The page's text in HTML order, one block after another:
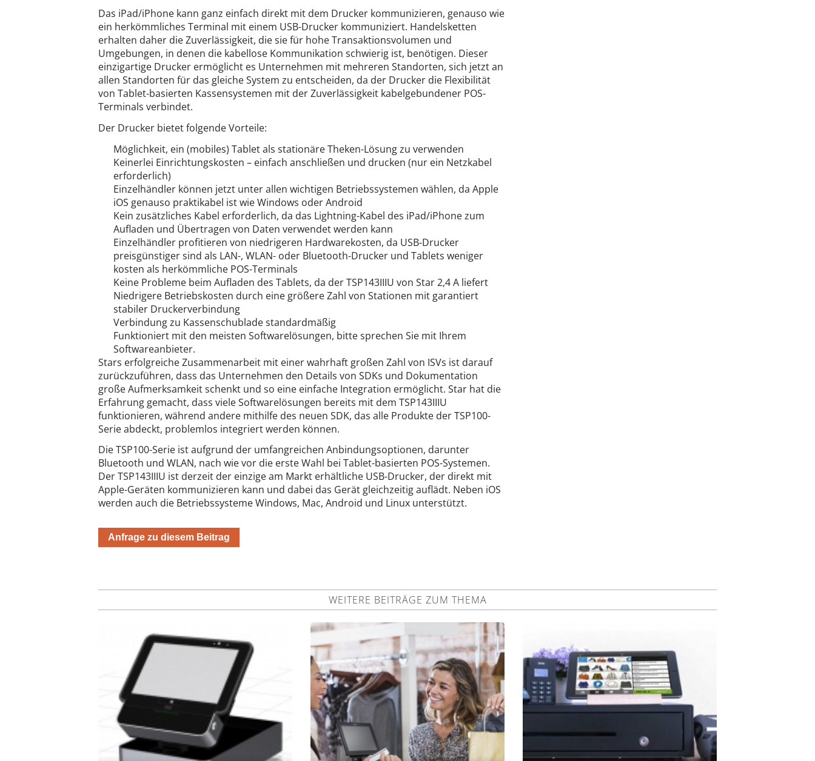
Das iPad/iPhone kann ganz einfach direkt mit dem Drucker kommunizieren, genauso wie
ein herkömmliches Terminal mit einem USB-Drucker kommuniziert. Handelsketten
erhalten daher die Zuverlässigkeit, die sie für hohe Transaktionsvolumen und
Umgebungen, in denen die kabellose Kommunikation schwierig ist, benötigen. Dieser
einzigartige Drucker ermöglicht es Unternehmen mit mehreren Standorten, sich jetzt an
allen Standorten für das gleiche System zu entscheiden, da der Drucker die Flexibilität
von Tablet-basierten Kassensystemen mit der Zuverlässigkeit kabelgebundener POS-
Terminals verbindet.
Der Drucker bietet folgende Vorteile:
Möglichkeit, ein (mobiles) Tablet als stationäre Theken-Lösung zu verwenden
Keinerlei Einrichtungskosten – einfach anschließen und drucken (nur ein Netzkabel
erforderlich)
Einzelhändler können jetzt unter allen wichtigen Betriebssystemen wählen, da Apple
iOS genauso praktikabel ist wie Windows oder Android
Kein zusätzliches Kabel erforderlich, da das Lightning-Kabel des iPad/iPhone zum
Aufladen und Übertragen von Daten verwendet werden kann
Einzelhändler profitieren von niedrigeren Hardwarekosten, da USB-Drucker
preisgünstiger sind als LAN-, WLAN- oder Bluetooth-Drucker und Tablets weniger
kosten als herkömmliche POS-Terminals
Keine Probleme beim Aufladen des Tablets, da der TSP143IIIU von Star 2,4 A liefert
Niedrigere Betriebskosten durch eine größere Zahl von Stationen mit garantiert
stabiler Druckerverbindung
Verbindung zu Kassenschublade standardmäßig
Funktioniert mit den meisten Softwarelösungen, bitte sprechen Sie mit Ihrem
Softwareanbieter.
Stars erfolgreiche Zusammenarbeit mit einer wahrhaft großen Zahl von ISVs ist darauf
zurückzuführen, dass das Unternehmen den Details von SDKs und Dokumentation
große Aufmerksamkeit schenkt und so eine einfache Integration ermöglicht. Star hat die
Erfahrung gemacht, dass viele Softwarelösungen bereits mit dem TSP143IIIU
funktionieren, während andere mithilfe des neuen SDK, das alle Produkte der TSP100-
Serie abdeckt, problemlos integriert werden können.
Die TSP100-Serie ist aufgrund der umfangreichen Anbindungsoptionen, darunter
Bluetooth und WLAN, nach wie vor die erste Wahl bei Tablet-basierten POS-Systemen.
Der TSP143IIIU ist derzeit der einzige am Markt erhältliche USB-Drucker, der direkt mit
Apple-Geräten kommunizieren kann und dabei das Gerät gleichzeitig auflädt. Neben iOS
werden auch die Betriebssysteme Windows, Mac, Android und Linux unterstützt.
Anfrage zu diesem Beitrag
WEITERE BEITRÄGE ZUM THEMA